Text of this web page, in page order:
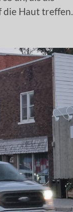
die Haut treffen.